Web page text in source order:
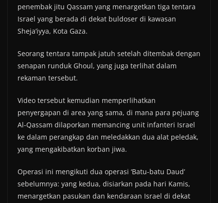
penembak jitu Qassam yang menargetkan tiga tentara
Israel yang berada di dekat buldoser di kawasan
Sheja’iyya, Kota Gaza.
Seorang tentara tampak jatuh setelah ditembak dengan
senapan runduk Ghoul, yang juga terlihat dalam
rekaman tersebut.
Video tersebut kemudian memperlihatkan
penyergapan di area yang sama, di mana para pejuang
Al-Qassam dilaporkan memancing unit infanteri Israel
ke dalam perangkap dan meledakkan dua alat peledak,
yang mengakibatkan korban jiwa.
Operasi ini mengikuti dua operasi ‘Batu-batu Daud’
sebelumnya: yang kedua, disiarkan pada hari Kamis,
menargetkan pasukan dan kendaraan Israel di dekat